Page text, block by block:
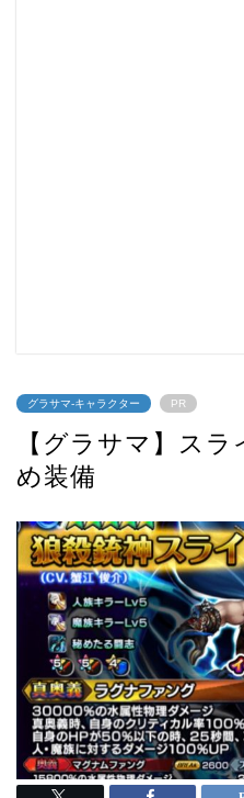
グラサマ-キャラクター PR
【グラサマ】ス
め装備